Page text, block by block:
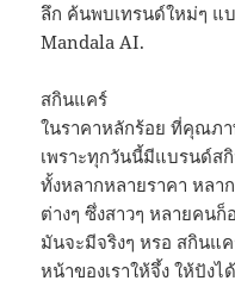
ลึก ค้นพบเทรนด์ใหม่ๆ แ
Mandala AI.
สกินแคร์
ในราคาหลักร้อย ที่คุณภ
เพราะทุกวันนี้มีแบรนด์ส
ทั้งหลากหลายราคา หล
ต่างๆ ซึ่งสาวๆ หลายคนก็
มันจะมีจริงๆ หรอ สกินแ
หน้าของเราให้จึ้ง ให้ปัง